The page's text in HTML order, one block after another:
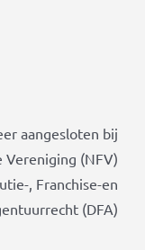
aangesloten bij
Vereniging (NFV)
, Franchise-en
(DFA)